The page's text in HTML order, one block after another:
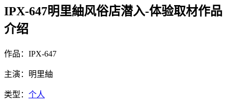
IPX-647明里紬风俗店潜入-体验取材作品
介绍
作品：IPX-647
主演：明里紬
类型： 个人